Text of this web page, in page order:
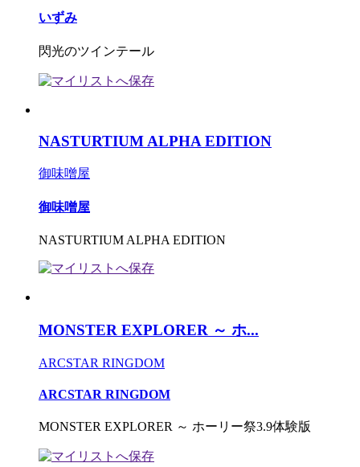
いずみ
閃光のツインテール
NASTURTIUM ALPHA EDITION
御味噌屋
御味噌屋
NASTURTIUM ALPHA EDITION
MONSTER EXPLORER ～ ホ...
ARCSTAR RINGDOM
ARCSTAR RINGDOM
MONSTER EXPLORER ～ ホーリー祭3.9体験版